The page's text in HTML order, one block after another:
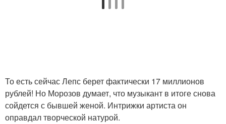
То есть сейчас Лепс берет фактически 17 миллионов
рублей! Но Морозов думает, что музыкант в итоге снова
сойдется с бывшей женой. Интрижки артиста он
оправдал творческой натурой.